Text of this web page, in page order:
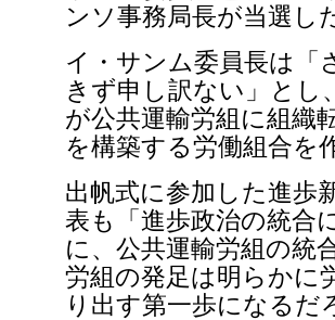
ンソ事務局長が当選し
イ・サンム委員長は「
きず申し訳ない」とし
が公共運輸労組に組織
を構築する労働組合を
出帆式に参加した進歩
表も「進歩政治の統合
に、公共運輸労組の統
労組の発足は明らかに
り出す第一歩になるだ